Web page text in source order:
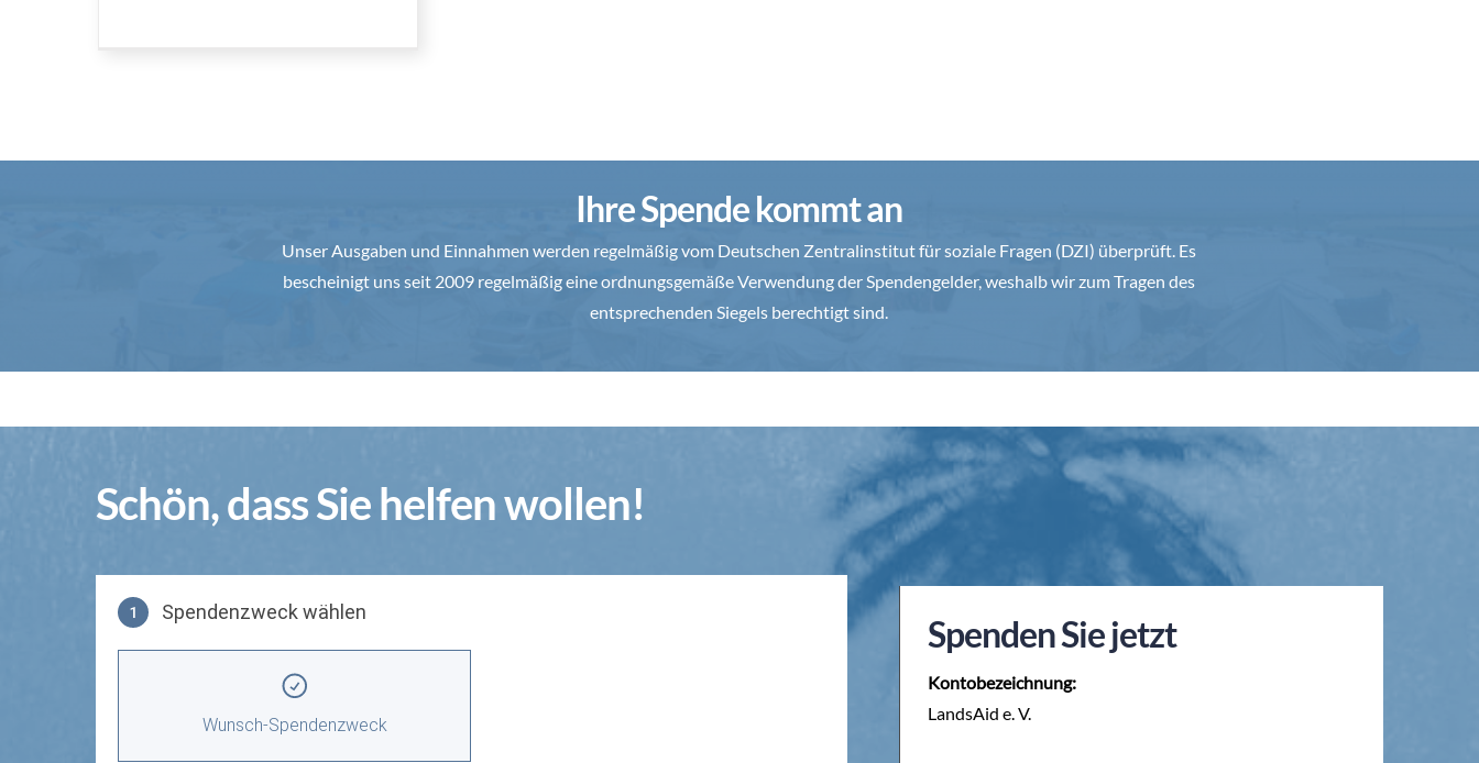
Ihre Spende kommt an
Unser Ausgaben und Einnahmen werden regelmäßig vom Deutschen Zentralinstitut für soziale Fragen (DZI) überprüft. Es
bescheinigt uns seit 2009 regelmäßig eine ordnungsgemäße Verwendung der Spendengelder, weshalb wir zum Tragen des
entsprechenden Siegels berechtigt sind.
Schön, dass Sie helfen wollen!
1 Spendenzweck wählen
Wunsch-Spendenzweck
Spenden Sie jetzt
Kontobezeichnung:
LandsAid e. V.